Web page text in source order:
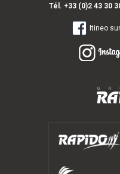
Tél. +33 (0)2 43 30
Itineo